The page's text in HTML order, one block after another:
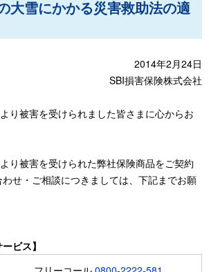
大雪にかかる災害救助法の適
2014年2月24日
SBI損害保険株式会社
り被害を受けられました皆さまに心からお
り被害を受けられた弊社保険商品をご契約
せ・ご相談につきましては、下記までお願
ビス】